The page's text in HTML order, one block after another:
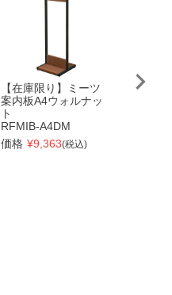
【在庫限り】ミーツ
案内板A4ウォルナッ
ト
RFMIB-A4DM
価格 ¥9,363(税込)
レセプ